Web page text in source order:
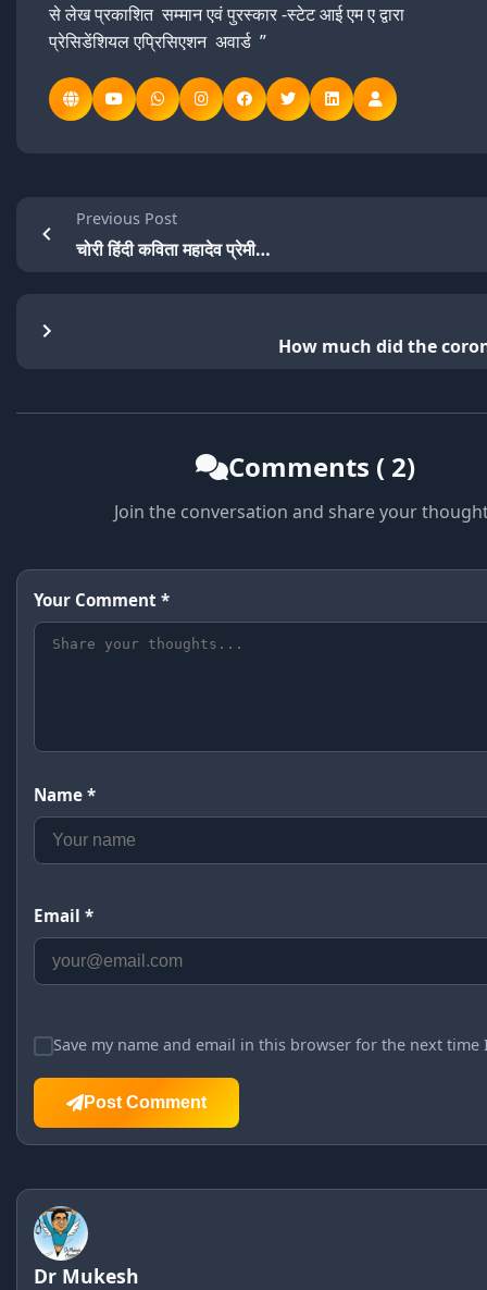
से लेख प्रकाशित सम्मान एवं पुरस्कार -स्टेट आई एम ए द्वारा
प्रेसिडेंशियल एप्रिसिएशन अवार्ड ”
Previous Post
चोरी हिंदी कविता महादेव प्रेमी…
How much did the
Comments ( 2)
Join the conversation and share your
Your Comment *
Name *
Email *
Save my name and email in this browser for the next time
Post Comment
Dr Mukesh